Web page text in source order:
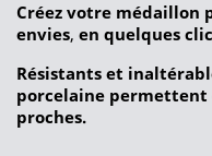
Créez votre médaillon
envies, en quelques
Résistants et
porcelaine
proches.